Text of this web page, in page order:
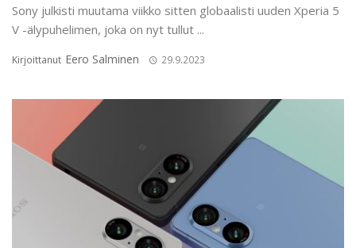
Sony julkisti muutama viikko sitten globaalisti uuden Xperia 5
V -älypuhelimen, joka on nyt tullut ...
Kirjoittanut Eero Salminen 29.9.2023